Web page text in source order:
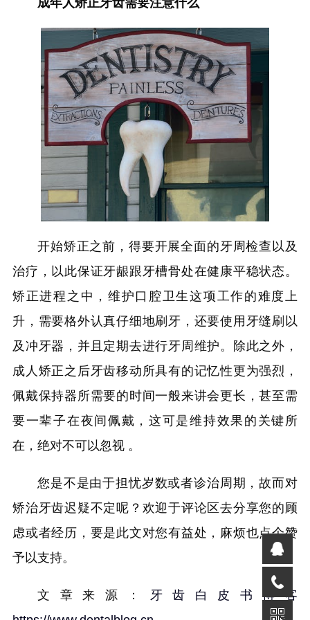
成年人矫正牙齿需要注意什么
开始矫正之前，得要开展全面的牙周检查以及
治疗，以此保证牙龈跟牙槽骨处在健康平稳状态。
矫正进程之中，维护口腔卫生这项工作的难度上
升，需要格外认真仔细地刷牙，还要使用牙缝刷以
及冲牙器，并且定期去进行牙周维护。除此之外，
成人矫正之后牙齿移动所具有的记忆性更为强烈，
佩戴保持器所需要的时间一般来讲会更长，甚至需
要一辈子在夜间佩戴，这可是维持效果的关键所
在，绝对不可以忽视 。
您是不是由于担忧岁数或者诊治周期，故而对
矫治牙齿迟疑不定呢？欢迎于评论区去分享您的顾
虑或者经历，要是此文对您有益处，麻烦也点个赞
予以支持。
文章来源： 牙齿白皮书博客